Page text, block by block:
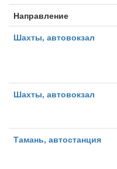
Направление
Шахты, автовокзал
Шахты, автовокзал
Тамань, автостанция